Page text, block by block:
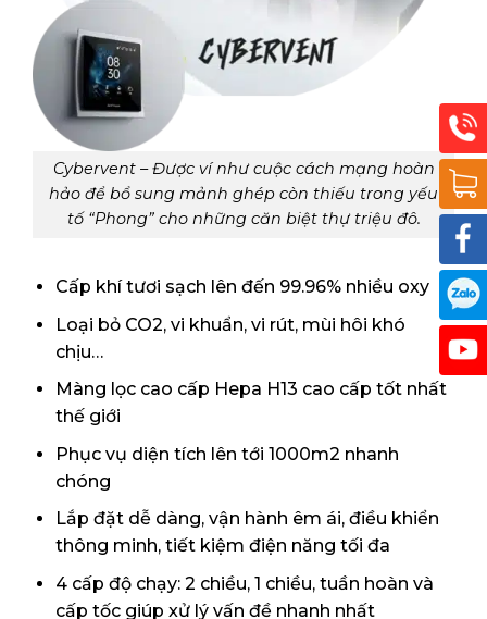
Cybervent – Được ví như cuộc cách mạng hoàn
hảo để bổ sung mảnh ghép còn thiếu trong yếu
tố “Phong” cho những căn biệt thự triệu đô.
Cấp khí tươi sạch lên đến 99.96% nhiều oxy
Loại bỏ CO2, vi khuẩn, vi rút, mùi hôi khó
chịu…
Màng lọc cao cấp Hepa H13 cao cấp tốt nhất
thế giới
Phục vụ diện tích lên tới 1000m2 nhanh
chóng
Lắp đặt dễ dàng, vận hành êm ái, điều khiển
thông minh, tiết kiệm điện năng tối đa
4 cấp độ chạy: 2 chiều, 1 chiều, tuần hoàn và
cấp tốc giúp xử lý vấn đề nhanh nhất